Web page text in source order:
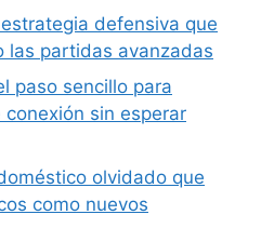
defensiva que
las partidas avanzadas
paso sencillo para
sin esperar
olvidado que
como nuevos